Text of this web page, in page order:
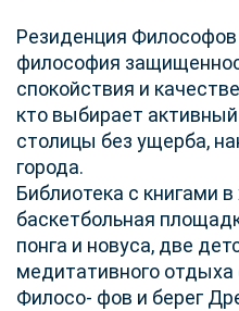
Резиденция Философов
философия
спокойствия и
кто выбирает
столицы без ущерба,
города.
Библиотека с книгами
баскетбольная
понга и новуса, две
медитативного
Филосо- фов и берег